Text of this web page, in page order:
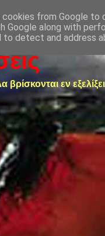
βρίσκονται εν εξελίξει
from Google to
Google along with
detect and address